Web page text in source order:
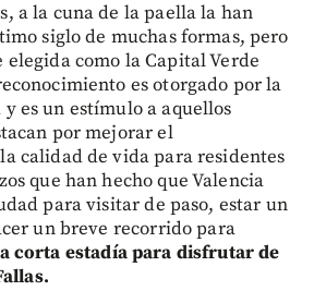
a la cuna de la paella la han
siglo de muchas formas, pero
como la Capital Verde
es otorgado por la
es un estímulo a aquellos
por mejorar el
calidad de vida para residentes
que han hecho que Valencia
para visitar de paso, estar un
un breve recorrido para
corta estadía para disfrutar de